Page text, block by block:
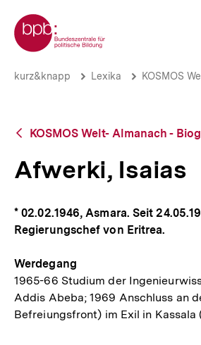
zum
Seiteninhalt
springen
Zur Startseite der bpb
Afwerki,
Brotkrümelnavigation
Pfadnavigation
kurz&knapp Lexika KOSMOS
Zurück
Übersicht
KOSMOS Welt- Almanach -
Afwerki, Isaias
* 02.02.1946, Asmara. Seit
Regierungschef von Eritrea.
Werdegang
1965-66 Studium der
Addis Abeba; 1969 Anschluss an
Befreiungsfront) im Exil in Kassala